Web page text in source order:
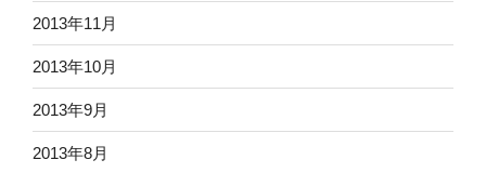
2013年11月
2013年10月
2013年9月
2013年8月